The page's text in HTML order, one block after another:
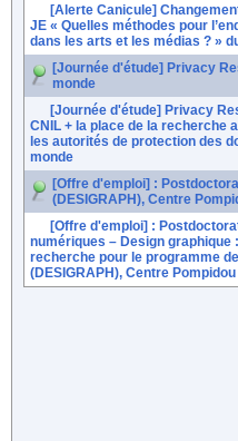
[Alerte Canicule]
JE « Quelles méthodes pour
dans les arts et les médias ? »
[Journée d'étude] Privacy
monde
[Journée d'étude] Privacy
CNIL + la place de la recherche
les autorités de protection des
monde
[Offre d'emploi] :
(DESIGRAPH), Centre
[Offre d'emploi] :
numériques – Design graphique
recherche pour le programme
(DESIGRAPH), Centre Pompidou